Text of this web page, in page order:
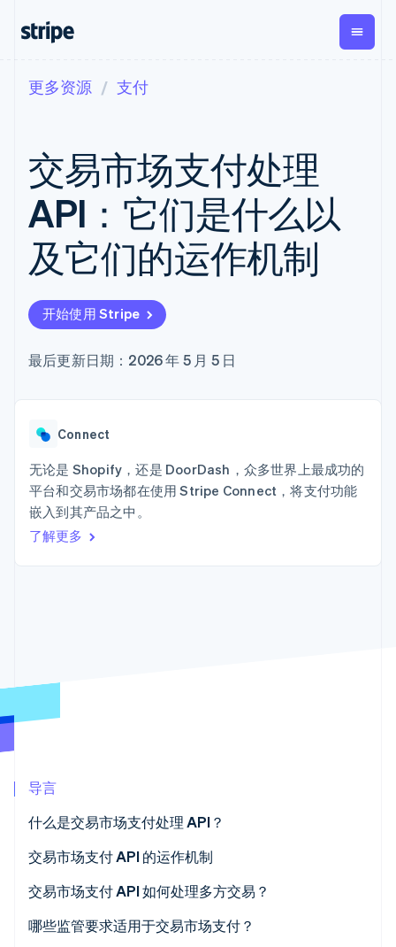
支付
在线支付
Managed
Payments
备案商家解决
方案
无代码支付
预构建支付界
面
Elements
灵活的 UI 组件
Payment
接入 125+ 种支
Terminal
Authorization
Boost
支付成功率优
化
Link
加速结账
经常性收入
Metronome
按用量计费
Subscriptions
订阅管理
Invoicing
一次性或定期
Tax
销售税和增值
Revenue
Recognition
Stripe Sigma
Global
Payouts
向第三
方打款
Crypto
钱包、
稳定币
Radar
Atlas
碳移除
Stripe Sessions 2026
了解 Stripe 如何为 AI 构建经济基础设施。
立即观看
按企业阶段
按应用场景
智能体商务
加密货币
电子商务
嵌入式金融
财务自动化
全球化企业
交易市场
按行业
AI 企业
酒店、旅游与休闲
文档
库与 SDK
Stripe Apps
指南
接受线上付款
实施预置结账流程
构建平台或交易市场
管理订阅
发行稳定币支持的支付卡
资源
应用集成
代码示例
学习
指南
支持
获取支持
托管支持方案
专业服务
公司
Stripe Press
联系销售
更多资源 支付
交易市场支付处理
API：它们是什么以
及它们的运作机制
开始使用 Stripe
最后更新日期：2026 年 5 月 5 日
Connect
无论是 Shopify，还是 DoorDash，众多世界上最成功的
平台和交易市场都在使用 Stripe Connect，将支付功能
嵌入到其产品之中。
了解更多
导言
什么是交易市场支付处理 API？
交易市场支付 API 的运作机制
交易市场支付 API 如何处理多方交易？
哪些监管要求适用于交易市场支付？